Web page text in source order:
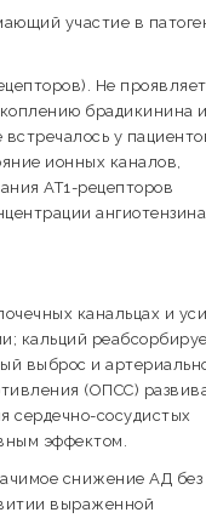
участие в
Не проявляет
брадикинина
у
ионных каналов,
АТ1-рецепторов
канальцах и
кальций
выброс и
(ОПСС)
сердечно-сосудистых
эффектом.
снижение АД без
выраженной